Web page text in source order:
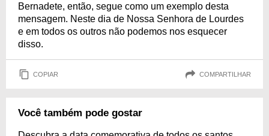
Bernadete, então, segue como um exemplo desta
mensagem. Neste dia de Nossa Senhora de Lourdes
e em todos os outros não podemos nos esquecer
disso.
COPIAR COMPARTILHAR
Você também pode gostar